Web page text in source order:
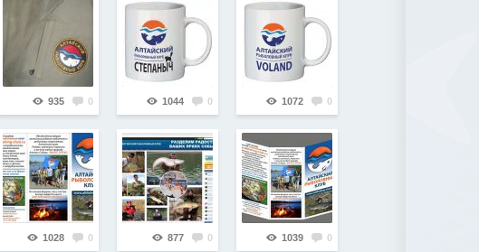
935 0 1044 0 1072 0
1028 0 877 0 1039 0